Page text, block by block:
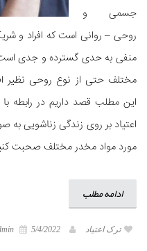
جسمی و
روحی – روانی است که افراد و
منفی به حدی گسترده و جدی است
مختلف حتی از نوع روحی نظیر
این مطلب قصد داریم در رابطه
اعتیاد بر روی زندگی زناشویی
مورد مواد مخدر مختلف صحبت
ادامه مطلب
5/4/2022 ترک اعتیاد